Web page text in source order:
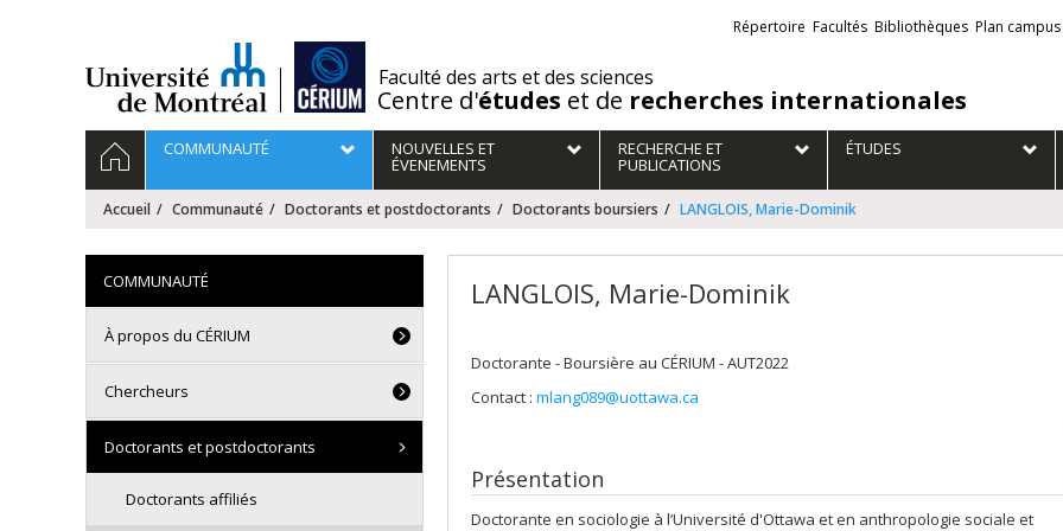
Faculté des arts et des sciences
Centre d'études et de recherches internationales
Liens
externes
Répertoire Facultés Bibliothèques Plan campus
Navigation
principale
ACCUEILCOMMUNAUTÉ NOUVELLES ET
ÉVENEMENTS
RECHERCHE ET
PUBLICATIONS
ÉTUDES
Accueil Communauté Doctorants et postdoctorants Doctorants boursiers LANGLOIS, Marie-Dominik
LANGLOIS, Marie-Dominik
Doctorante - Boursière au CÉRIUM - AUT2022
Contact : mlang089@uottawa.ca
Présentation
Doctorante en sociologie à l’Université d'Ottawa et en anthropologie sociale et
COMMUNAUTÉ
À propos du CÉRIUM
Chercheurs
Doctorants et postdoctorants
Doctorants affiliés